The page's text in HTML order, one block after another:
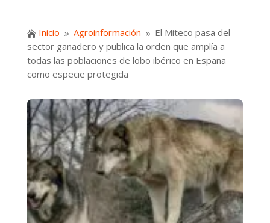
 Inicio 9 Agroinformación 9 El Miteco pasa del
sector ganadero y publica la orden que amplía a
todas las poblaciones de lobo ibérico en España
como especie protegida